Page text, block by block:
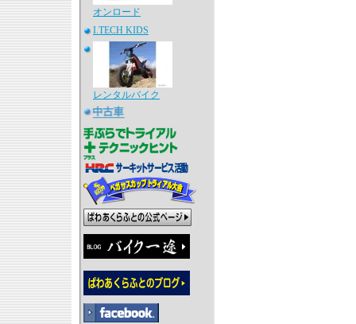
オンロード
I.TECH KIDS
レンタルバイク